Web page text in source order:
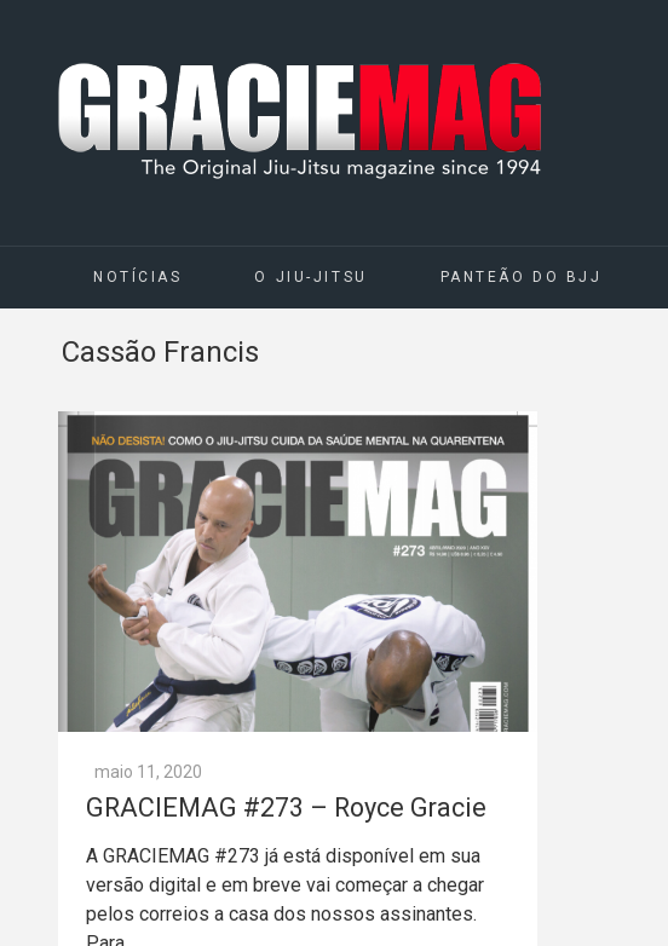
NOTÍCIAS O JIU-JITSU PANTEÃO DO BJJ
Cassão Francis
maio 11, 2020
GRACIEMAG #273 – Royce Gracie
A GRACIEMAG #273 já está disponível em sua
versão digital e em breve vai começar a chegar
pelos correios a casa dos nossos assinantes.